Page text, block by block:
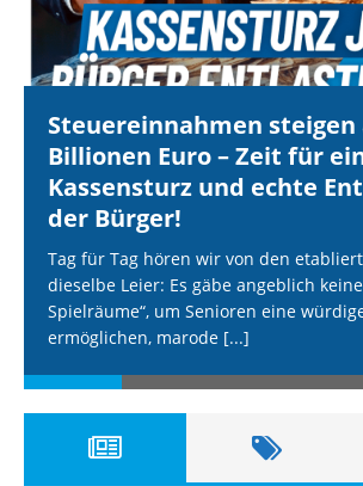
Steuereinnahmen steigen
Billionen Euro – Zeit für
Kassensturz und echte
der Bürger!
Tag für Tag hören wir von den
dieselbe Leier: Es gäbe angeblich
Spielräume“, um Senioren eine
ermöglichen, marode [...]